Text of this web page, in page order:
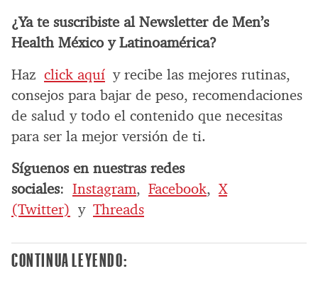
¿Ya te suscribiste al Newsletter de Men’s
Health México y Latinoamérica?
Haz click aquí y recibe las mejores rutinas,
consejos para bajar de peso, recomendaciones
de salud y todo el contenido que necesitas
para ser la mejor versión de ti.
Síguenos en nuestras redes
sociales: Instagram, Facebook,X
(Twitter) y Threads
CONTINUA LEYENDO: